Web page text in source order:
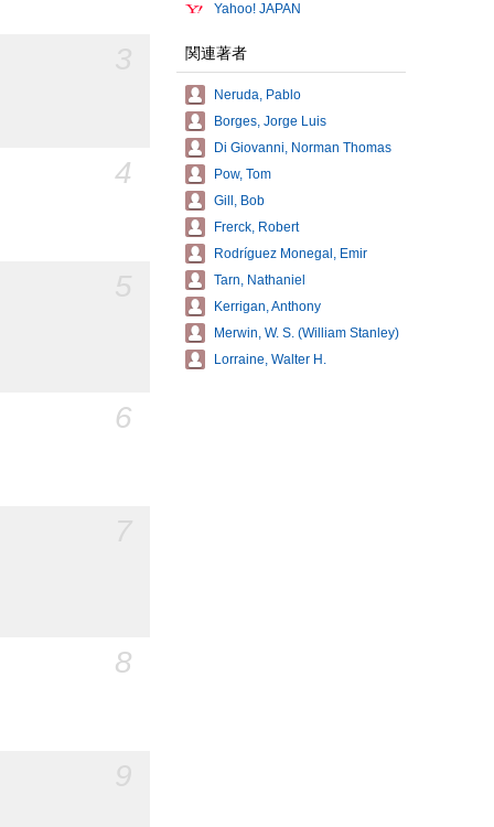
4
6
8
Yahoo! JAPAN
関連著者
Neruda, Pablo
Borges, Jorge Luis
Di Giovanni, Norman Thomas
Pow, Tom
Gill, Bob
Frerck, Robert
Rodríguez Monegal, Emir
Tarn, Nathaniel
Kerrigan, Anthony
Merwin, W. S. (William Stanley)
Lorraine, Walter H.